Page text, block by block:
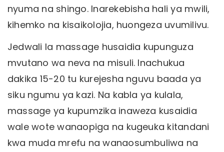
nyuma na shingo. Inarekebisha hali ya mwili,
kihemko na kisaikolojia, huongeza uvumilivu.
Jedwali la massage husaidia kupunguza
mvutano wa neva na misuli. Inachukua
dakika 15-20 tu kurejesha nguvu baada ya
siku ngumu ya kazi. Na kabla ya kulala,
massage ya kupumzika inaweza kusaidia
wale wote wanaopiga na kugeuka kitandani
kwa muda mrefu na wanaosumbuliwa na